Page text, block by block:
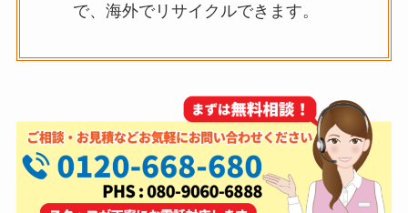
で、海外でリサイクルできます。